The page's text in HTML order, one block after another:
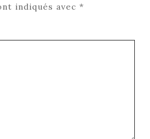
indiqués avec *